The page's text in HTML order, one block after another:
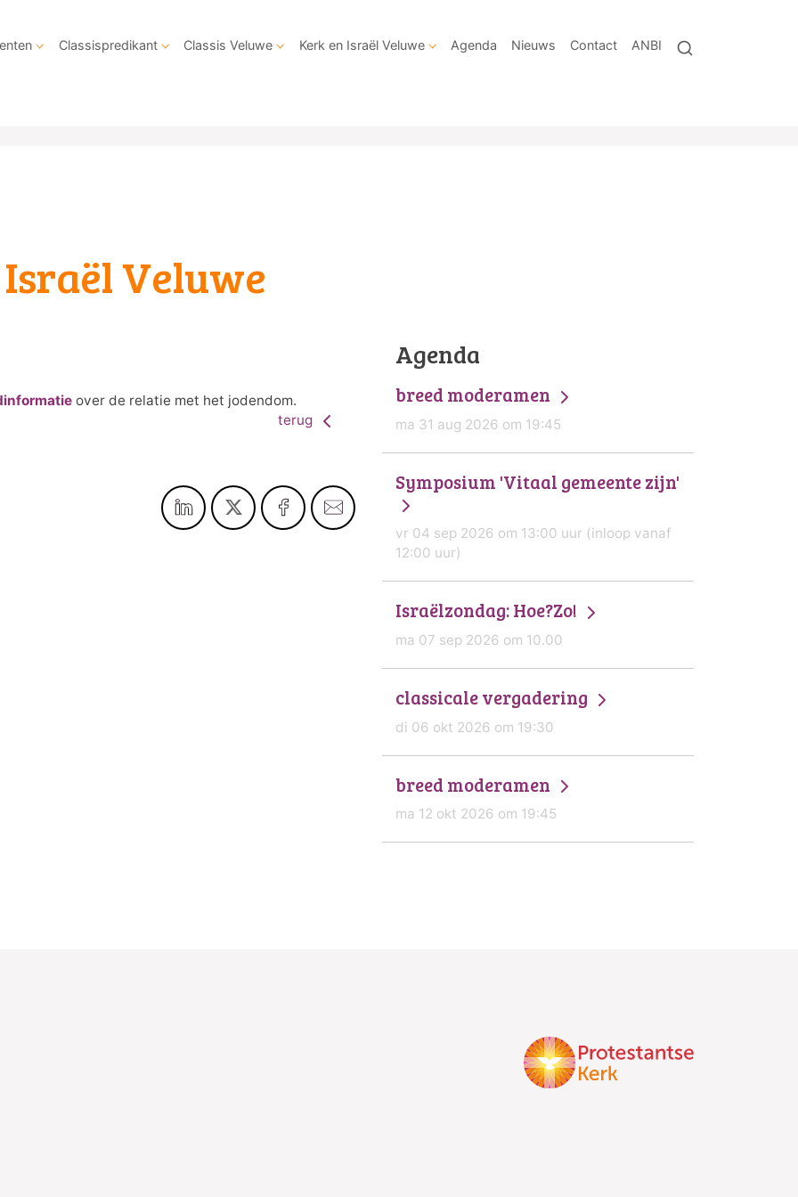
Classispredikant Classis Veluwe Kerk en Israël Veluwe Agenda Nieuws Contact ANBI
Veluwe
over de relatie met het jodendom.
terug
Agenda
breed moderamen
ma 31 aug 2026 om 19:45
Symposium 'Vitaal gemeente zijn'
vr 04 sep 2026 om 13:00 uur (inloop vanaf
12:00 uur)
Israëlzondag: Hoe?Zo!
ma 07 sep 2026 om 10.00
classicale vergadering
di 06 okt 2026 om 19:30
breed moderamen
ma 12 okt 2026 om 19:45